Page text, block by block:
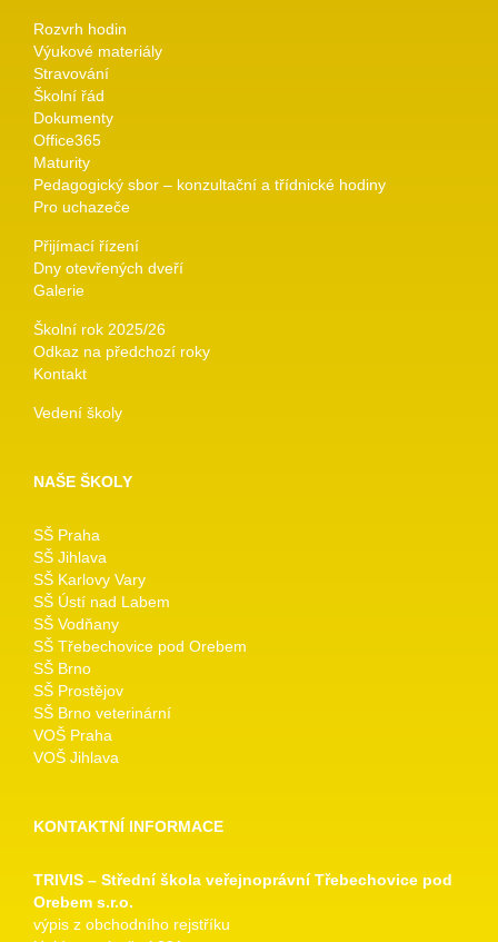
Rozvrh hodin
Výukové materiály
Stravování
Školní řád
Dokumenty
Office365
Maturity
Pedagogický sbor – konzultační a třídnické hodiny
Pro uchazeče
Přijímací řízení
Dny otevřených dveří
Galerie
Školní rok 2025/26
Odkaz na předchozí roky
Kontakt
Vedení školy
NAŠE ŠKOLY
SŠ Praha
SŠ Jihlava
SŠ Karlovy Vary
SŠ Ústí nad Labem
SŠ Vodňany
SŠ Třebechovice pod Orebem
SŠ Brno
SŠ Prostějov
SŠ Brno veterinární
VOŠ Praha
VOŠ Jihlava
KONTAKTNÍ INFORMACE
TRIVIS – Střední škola veřejnoprávní Třebechovice pod
Orebem s.r.o.
výpis z obchodního rejstříku